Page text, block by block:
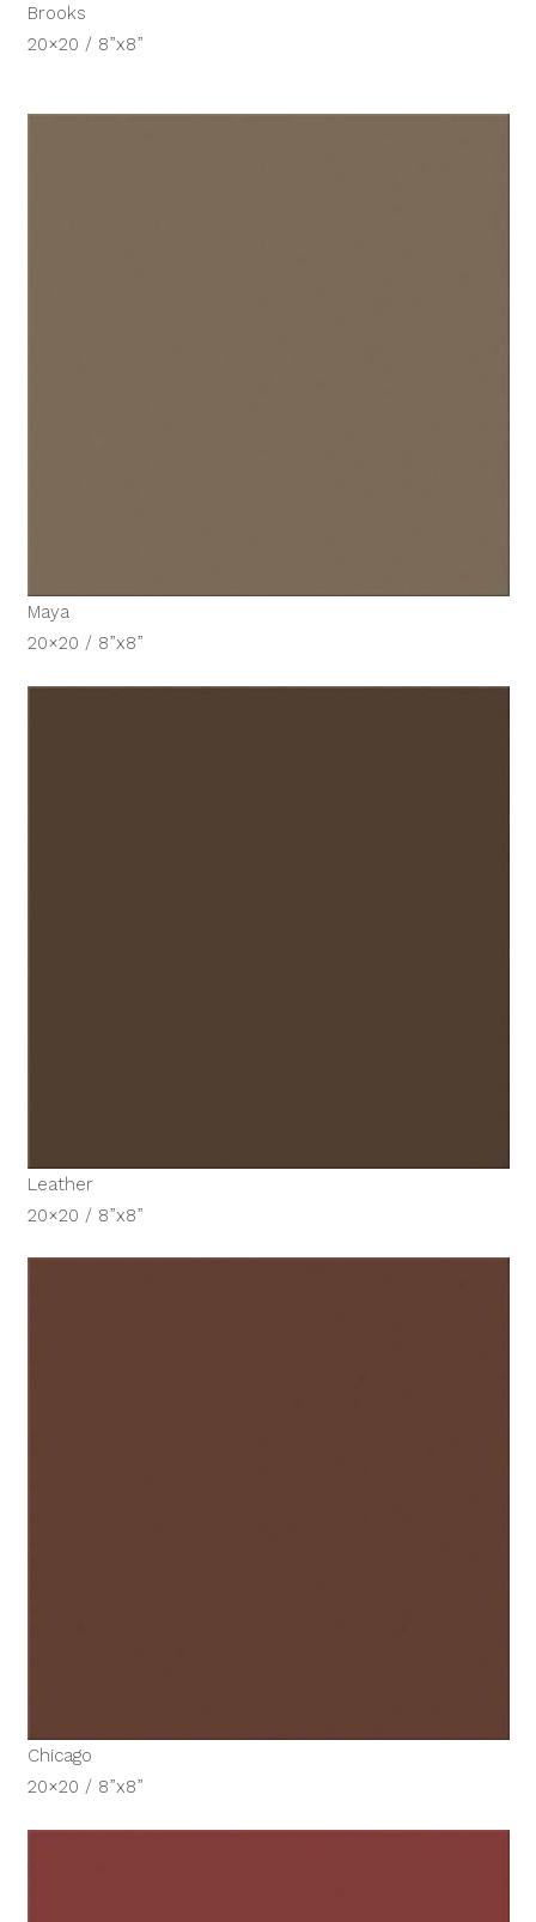
Brooks
20×20 / 8”x8”
Maya
20×20 / 8”x8”
Leather
20×20 / 8”x8”
Chicago
20×20 / 8”x8”